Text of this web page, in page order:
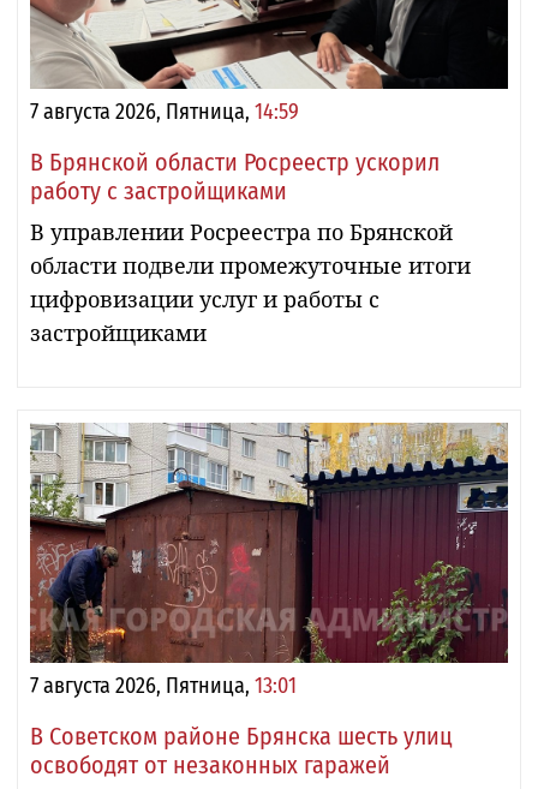
7 августа 2026, Пятница, 14:59
В Брянской области Росреестр ускорил
работу с застройщиками
В управлении Росреестра по Брянской
области подвели промежуточные итоги
цифровизации услуг и работы с
застройщиками
7 августа 2026, Пятница, 13:01
В Советском районе Брянска шесть улиц
освободят от незаконных гаражей